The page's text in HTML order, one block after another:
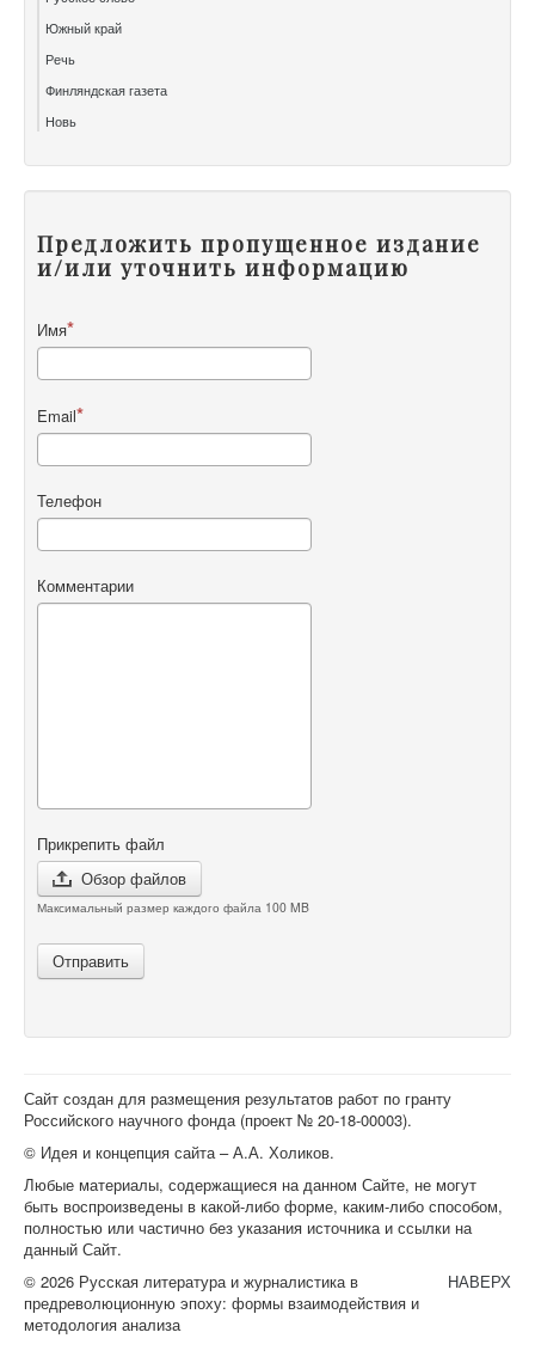
Южный край
Речь
Финляндская газета
Новь
Предложить пропущенное издание
и/или уточнить информацию
Имя
Email
Телефон
Комментарии
Прикрепить файл
Обзор файлов
Максимальный размер каждого файла 100 MB
Отправить
Сайт создан для размещения результатов работ по гранту
Российского научного фонда (проект № 20-18-00003).
© Идея и концепция сайта – А.А. Холиков.
Любые материалы, содержащиеся на данном Сайте, не могут
быть воспроизведены в какой-либо форме, каким-либо способом,
полностью или частично без указания источника и ссылки на
данный Сайт.
НАВЕРХ
© 2026 Русская литература и журналистика в
предреволюционную эпоху: формы взаимодействия и
методология анализа